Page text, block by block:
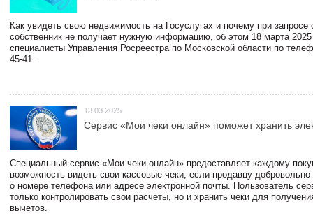
Как увидеть свою недвижимость на Госуслугах и почему при запросе
собственник не получает нужную информацию, об этом 18 марта 2025
специалисты Управления Росреестра по Московской области по
45-41.
13.03.2025
Сервис «Мои чеки онлайн» поможет хранить
Специальный сервис «Мои чеки онлайн» предоставляет каждому
возможность видеть свои кассовые чеки, если продавцу
о номере телефона или адресе электронной почты. Пользователь
только контролировать свои расчеты, но и хранить чеки для
вычетов.